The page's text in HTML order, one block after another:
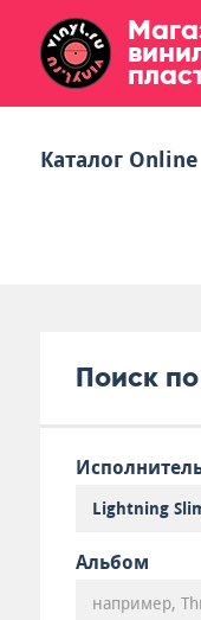
Каталог Online
Поиск
Альбом